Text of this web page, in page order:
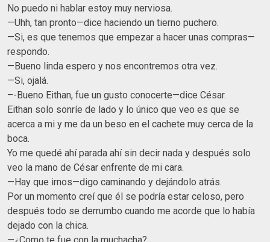
No puedo ni hablar estoy muy nerviosa.
—Uhh, tan pronto—dice haciendo un tierno puchero.
—Si, es que tenemos que empezar a hacer unas compras—
respondo.
—Bueno linda espero y nos encontremos otra vez.
—Si, ojalá.
–-Bueno Eithan, fue un gusto conocerte—dice César.
Eithan solo sonríe de lado y lo único que veo es que se
acerca a mi y me da un beso en el cachete muy cerca de la
boca.
Yo me quedé ahí parada ahí sin decir nada y después solo
veo la mano de César enfrente de mi cara.
—Hay que irnos—digo caminando y dejándolo atrás.
Por un momento creí que él se podría estar celoso, pero
después todo se derrumbo cuando me acorde que lo había
dejado con la chica.
—¿Como te fue con la muchacha?